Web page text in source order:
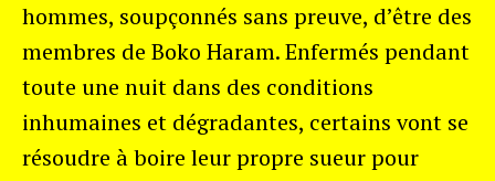
hommes, soupçonnés sans preuve, d’être des
membres de Boko Haram. Enfermés pendant
toute une nuit dans des conditions
inhumaines et dégradantes, certains vont se
résoudre à boire leur propre sueur pour